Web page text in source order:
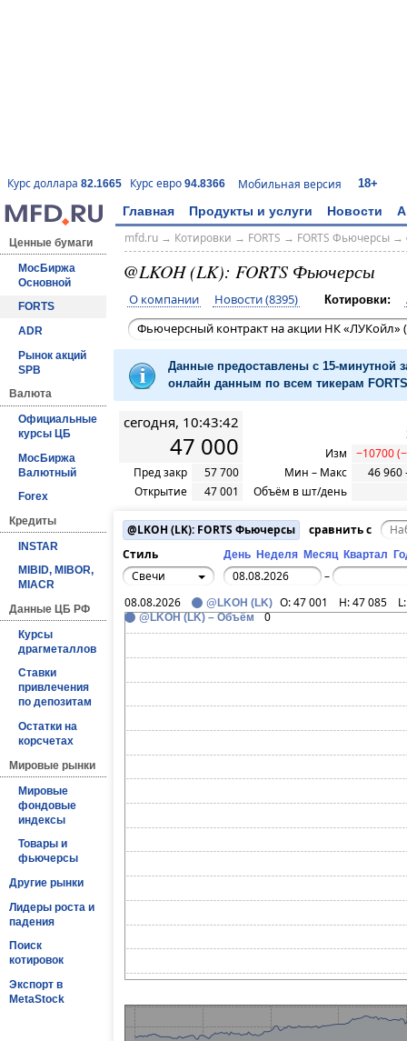
Курс доллара 82.1665 Курс евро 94.8366 Мобильная версия 18+
Главная Продукты и услуги Новости
Ценные бумаги
МосБиржа
Основной
FORTS
ADR
Рынок акций
SPB
Валюта
Официальные
курсы ЦБ
МосБиржа
Валютный
Forex
Кредиты
INSTAR
MIBID, MIBOR,
MIACR
Данные ЦБ РФ
Курсы
драгметаллов
Ставки
привлечения
по депозитам
Остатки на
корсчетах
Мировые рынки
Мировые
фондовые
индексы
Товары и
фьючерсы
Другие рынки
Лидеры роста и
падения
Поиск
котировок
Экспорт в
MetaStock
mfd.ru→ Котировки → FORTS → FORTS Фьючерсы→
@LKOH (LK): FORTS Фьючерсы
О компании Новости (8395) Котировки:
Фьючерсный контракт на акции НК «ЛУКойл»
Данные предоставлены с 15-минутной
онлайн данным по всем тикерам
сегодня, 10:43:42
47 000
Пред закр
57 700
Открытие
47 001
Изм
−10700
Мин – Макс
46 960
Объём в шт/день
@LKOH (LK): FORTS Фьючерсы
сравнить с
Стиль
День Неделя Месяц Квартал
Свечи
–
08.08.2026
@LKOH (LK) O:47 001 H:47 085
@LKOH (LK) – Объём 0